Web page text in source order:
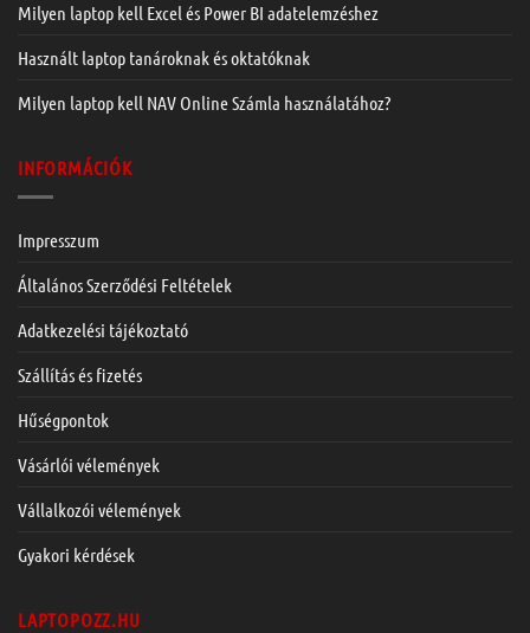
Milyen laptop kell Excel és Power BI adatelemzéshez
Használt laptop tanároknak és oktatóknak
Milyen laptop kell NAV Online Számla használatához?
INFORMÁCIÓK
Impresszum
Általános Szerződési Feltételek
Adatkezelési tájékoztató
Szállítás és fizetés
Hűségpontok
Vásárlói vélemények
Vállalkozói vélemények
Gyakori kérdések
LAPTOPOZZ.HU